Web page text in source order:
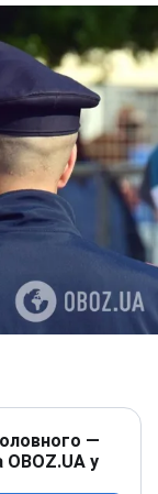
—
OBOZ.UA у